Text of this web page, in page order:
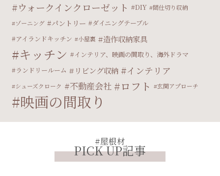
ウォークインクローゼット DIY
間仕切り収納
ゾーニング
パントリー
ダイニングテーブル
アイランドキッチン
小屋裏 造作収納家具
キッチン
インテリア、映画の間取り、海外ドラマ
ランドリールーム
リビング収納 インテリア
シューズクローク 不動産会社 ロフト 玄関アプローチ
映画の間取り
#屋根材
PICK UP記事